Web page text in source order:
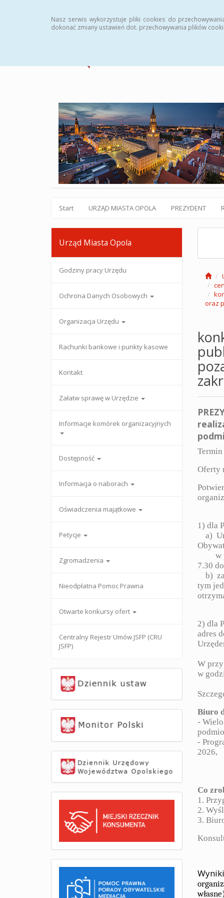
Nasz serwis wykorzystuje pliki cookies do
dokonać zmiany ustawień dot. przechowywania plików
Start URZĄD MIASTA OPOLA PREZYDENT
Urząd Miasta Opola
Godziny pracy Urzędu
Ochrona Danych Osobowych
Organizacja Urzędu
Rachunki bankowe i punkty kasowe
Kontakt
Załatw sprawę w Urzędzie
Informacje komórek organizacyjnych
Dostępność
Informacja o naborach
Oświadczenia majątkowe
Petycje
Zgromadzenia
Nieodpłatna Pomoc Prawna
Otwarte konkursy ofert
Centralny Rejestr Umów JSFP (CRU
JSFP)
oraz
Oferty
1) dla
a)
w
7.30
b) za
tym
2) dla
adres
W
w
Biuro
-
-
2026,
Co
1.
2.
3.